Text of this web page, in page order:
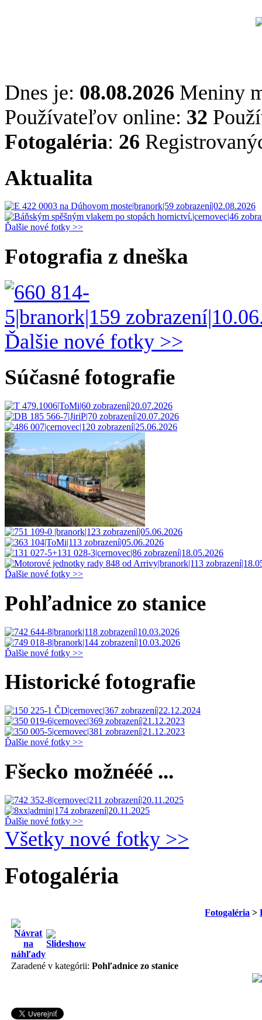
Dnes je: 08.08.2026 Meniny
Používateľov online: 32
Fotogaléria: 26
Aktualita
Ďalšie nové fotky >>
Fotografia z dneška
Ďalšie nové fotky >>
Súčasné fotografie
Ďalšie nové fotky >>
Pohľadnice zo stanice
Ďalšie nové fotky >>
Historické fotografie
Ďalšie nové fotky >>
Fšecko možnééé ...
Ďalšie nové fotky >>
Všetky nové fotky >>
Fotogaléria
Fotogaléria >
Zaradené v kategórii: Pohľadnice zo stanice